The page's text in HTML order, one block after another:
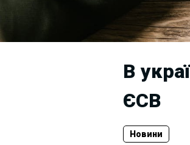
В
ЄСВ
Новини